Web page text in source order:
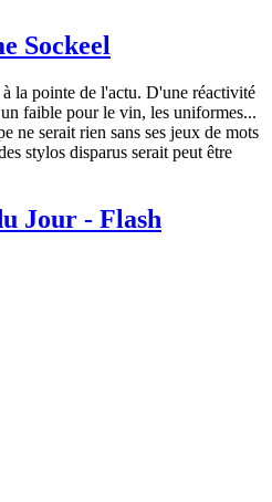
Sockeel
la pointe de l'actu. D'une réactivité
faible pour le vin, les uniformes...
ne serait rien sans ses jeux de mots
stylos disparus serait peut être
Jour - Flash